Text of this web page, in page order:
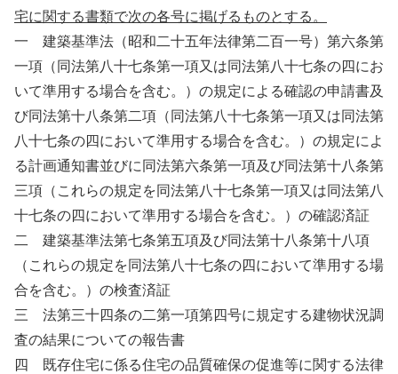
宅に関する書類で次の各号に掲げるものとする。
一 建築基準法（昭和二十五年法律第二百一号）第六条第
一項（同法第八十七条第一項又は同法第八十七条の四にお
いて準用する場合を含む。）の規定による確認の申請書及
び同法第十八条第二項（同法第八十七条第一項又は同法第
八十七条の四において準用する場合を含む。）の規定によ
る計画通知書並びに同法第六条第一項及び同法第十八条第
三項（これらの規定を同法第八十七条第一項又は同法第八
十七条の四において準用する場合を含む。）の確認済証
二 建築基準法第七条第五項及び同法第十八条第十八項
（これらの規定を同法第八十七条の四において準用する場
合を含む。）の検査済証
三 法第三十四条の二第一項第四号に規定する建物状況調
査の結果についての報告書
四 既存住宅に係る住宅の品質確保の促進等に関する法律